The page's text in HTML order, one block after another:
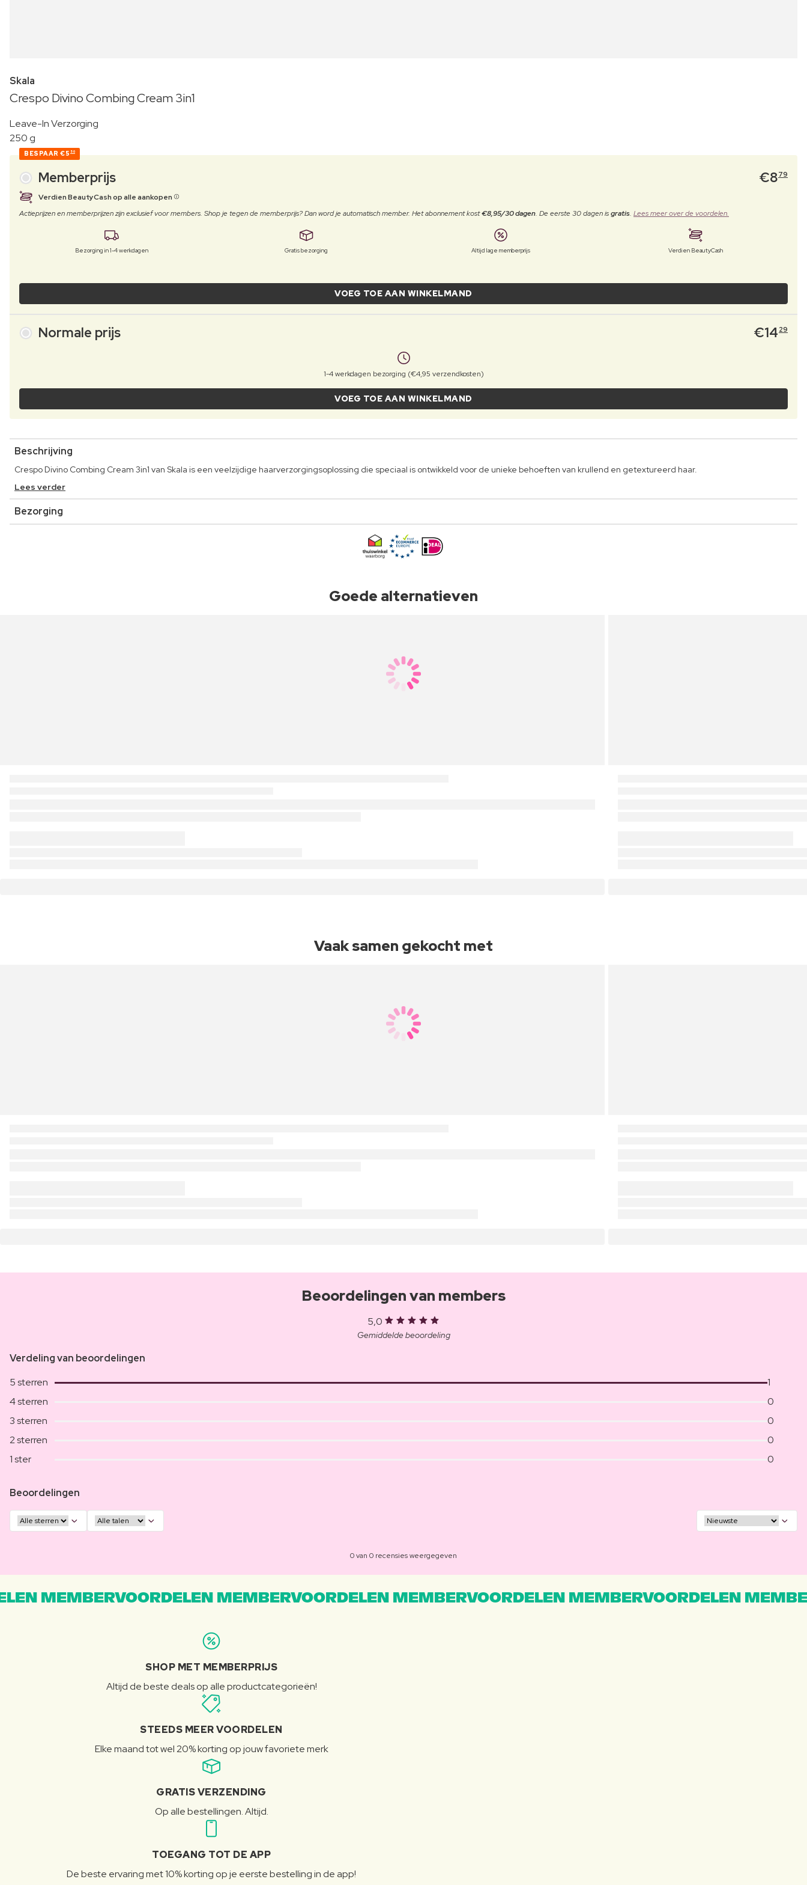
Skala
Crespo Divino Combing Cream 3in1
Leave-In Verzorging
250 g
BESPAAR €5 50
Memberprijs €879
Verdien BeautyCash op alle aankopen
Actieprijzen en memberprijzen zijn exclusief voor members. Shop je tegen de memberprijs? Dan word je automatisch member. Het abonnement kost€8,95/30 dagen. De eerste 30 dagen isgratis. Lees meer over de voordelen.
Bezorging in 1-4 werkdagen Gratis bezorging Altijd lage memberprijs Verdien BeautyCash
VOEG TOE AAN WINKELMAND
Normale prijs €14 29
1-4 werkdagen bezorging (€4,95 verzendkosten)
VOEG TOE AAN WINKELMAND
Beschrijving
Crespo Divino Combing Cream 3in1 van Skala is een veelzijdige haarverzorgingsoplossing die speciaal is ontwikkeld voor de unieke behoeften van krullend en getextureerd haar.
Lees verder
Bezorging
Goede alternatieven
Vaak samen gekocht met
Beoordelingen van members
5,0
Gemiddelde beoordeling
Verdeling van beoordelingen
5 sterren
1
4 sterren
0
3 sterren
0
2 sterren
0
1 ster
0
Beoordelingen
0 van 0 recensies weergegeven
MEMBERVOORDELEN MEMBERVOORDELEN MEMBERVOORDELEN MEMBERVOORDELEN
SHOP MET MEMBERPRIJS
Altijd de beste deals op alle productcategorieën!
STEEDS MEER VOORDELEN
Elke maand tot wel 20% korting op jouw favoriete merk
GRATIS VERZENDING
Op alle bestellingen. Altijd.
TOEGANG TOT DE APP
De beste ervaring met 10% korting op je eerste bestelling in de app!